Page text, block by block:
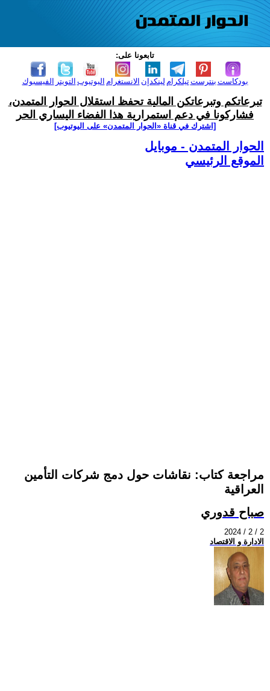
تابعونا على:
الفيسبوك التويتر اليوتيوب الانستغرام لينكدإن تيلكرامبنترست بودكاست
تبرعاتكم وتبرعاتكن المالية تحفظ استقلال الحوار المتمدن،
فشاركونا في دعم استمرارية هذا الفضاء اليساري الحر
[اشترك في قناة ‫«الحوار المتمدن» على اليوتيوب]
الحوار المتمدن - موبايل
الموقع الرئيسي
مراجعة كتاب: نقاشات حول دمج شركات التأمين
العراقية
صباح قدوري
2024 / 2 / 2
الادارة و الاقتصاد